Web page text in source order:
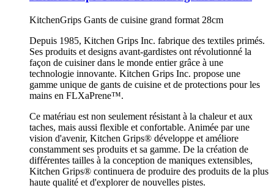
KitchenGrips Gants de cuisine grand format 28cm
Depuis 1985, Kitchen Grips Inc. fabrique des textiles primés.
Ses produits et designs avant-gardistes ont révolutionné la
façon de cuisiner dans le monde entier grâce à une
technologie innovante. Kitchen Grips Inc. propose une
gamme unique de gants de cuisine et de protections pour les
mains en FLXaPrene™.
Ce matériau est non seulement résistant à la chaleur et aux
taches, mais aussi flexible et confortable. Animée par une
vision d'avenir, Kitchen Grips® développe et améliore
constamment ses produits et sa gamme. De la création de
différentes tailles à la conception de maniques extensibles,
Kitchen Grips® continuera de produire des produits de la plus
haute qualité et d'explorer de nouvelles pistes.